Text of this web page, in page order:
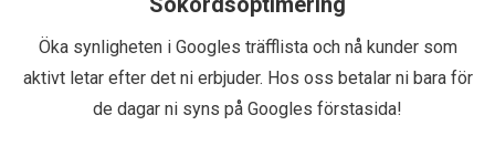
Öka synligheten i Googles träfflista och nå kunder som
aktivt letar efter det ni erbjuder. Hos oss betalar ni bara för
de dagar ni syns på Googles förstasida!